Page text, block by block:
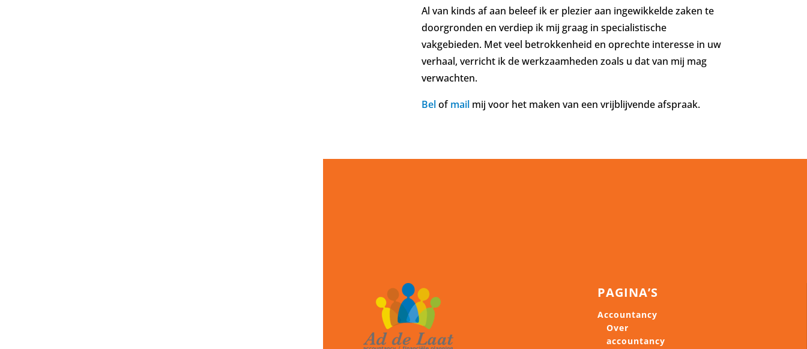
Al van kinds af aan beleef ik er plezier aan ingewikkelde zaken te
doorgronden en verdiep ik mij graag in specialistische
vakgebieden. Met veel betrokkenheid en oprechte interesse in uw
verhaal, verricht ik de werkzaamheden zoals u dat van mij mag
verwachten.
Belofmailmij voor het maken van een vrijblijvende afspraak.
PAGINA’S
Accountancy
Over
accountancy